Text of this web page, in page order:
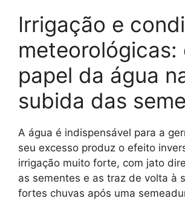
Irrigação e
meteorológicas:
papel da água
subida das
A água é indispensável para a
seu excesso produz o efeito
irrigação muito forte, com jato
as sementes e as traz de volta à
fortes chuvas após uma